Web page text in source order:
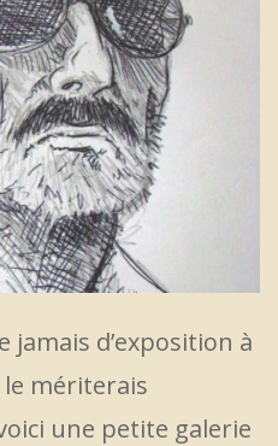
jamais d’exposition à
mériterais
une petite galerie